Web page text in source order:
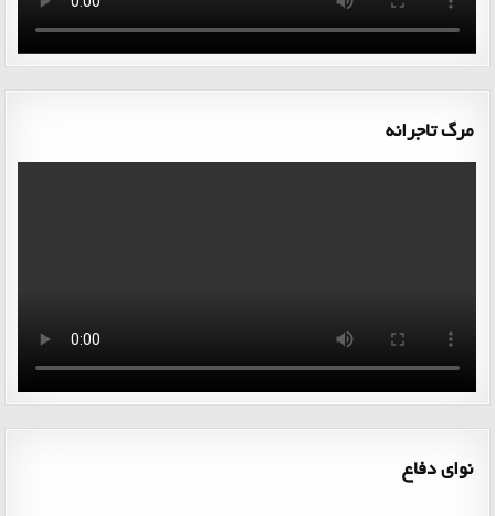
مرگ تاجرانه
نوای دفاع